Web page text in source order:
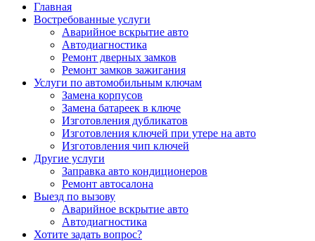
Главная
Востребованные услуги
Аварийное вскрытие авто
Автодиагностика
Ремонт дверных замков
Ремонт замков зажигания
Услуги по автомобильным ключам
Замена корпусов
Замена батареек в ключе
Изготовления дубликатов
Изготовления ключей при утере на авто
Изготовления чип ключей
Другие услуги
Заправка авто кондиционеров
Ремонт автосалона
Выезд по вызову
Аварийное вскрытие авто
Автодиагностика
Хотите задать вопрос?